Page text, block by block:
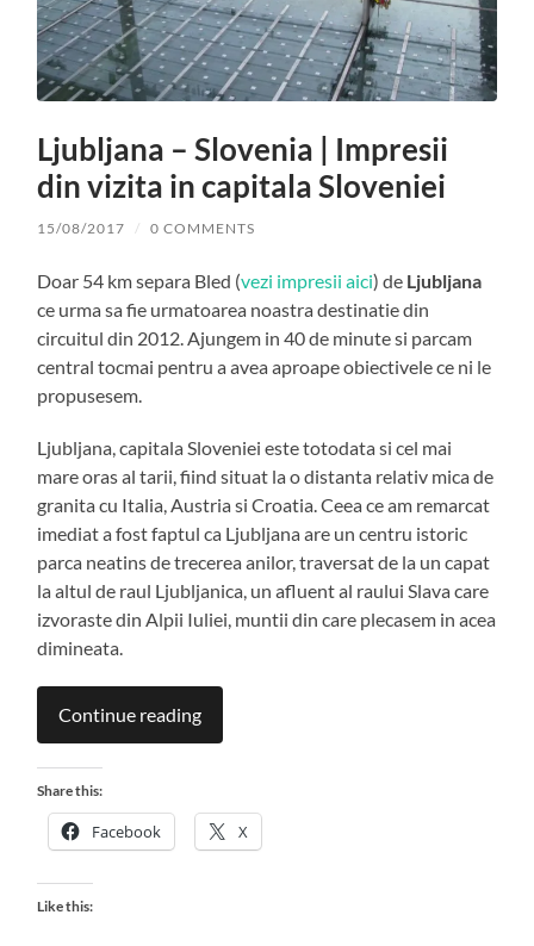
Ljubljana – Slovenia | Impresii
din vizita in capitala Sloveniei
15/08/2017 / 0 COMMENTS
Doar 54 km separa Bled (vezi impresii aici) de Ljubljana
ce urma sa fie urmatoarea noastra destinatie din
circuitul din 2012. Ajungem in 40 de minute si parcam
central tocmai pentru a avea aproape obiectivele ce ni le
propusesem.
Ljubljana, capitala Sloveniei este totodata si cel mai
mare oras al tarii, fiind situat la o distanta relativ mica de
granita cu Italia, Austria si Croatia. Ceea ce am remarcat
imediat a fost faptul ca Ljubljana are un centru istoric
parca neatins de trecerea anilor, traversat de la un capat
la altul de raul Ljubljanica, un afluent al raului Slava care
izvoraste din Alpii Iuliei, muntii din care plecasem in acea
dimineata.
Continue reading
Share this:
Facebook X
Like this: